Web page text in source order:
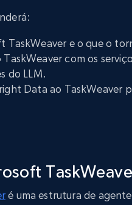
dados
TaskWeaver e o que o
TaskWeaver com os
do LLM.
Data ao TaskWeaver
é uma estrutura de